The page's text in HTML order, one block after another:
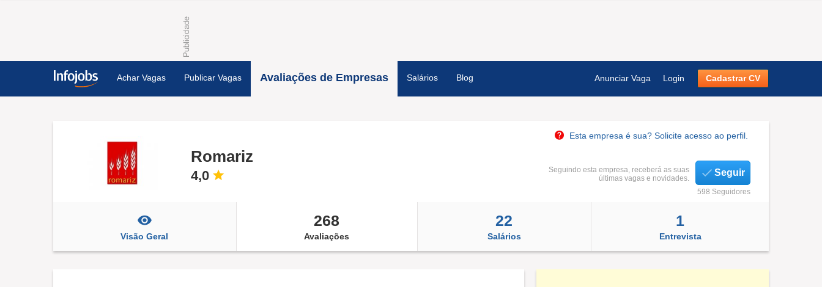
Achar Vagas Publicar Vagas Avaliações de Empresas Salários Blog Anunciar Vaga Login Cadastrar CV
Esta empresa é sua? Solicite acesso ao perfil.
Romariz
4,0
Seguindo esta empresa, receberá as suas
últimas vagas e novidades.
Seguir
598 Seguidores
Visão Geral
268
Avaliações
22
Salários
1
Entrevista